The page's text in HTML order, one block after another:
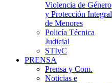
Violencia de Género
y Protección Integral
de Menores
Policía Técnica
Judicial
STIyC
PRENSA
Prensa y Com.
Noticias e